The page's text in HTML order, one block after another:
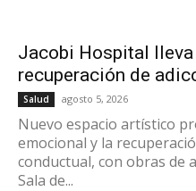
Jacobi Hospital
recuperación de
Salud agosto 5, 2026
Nuevo espacio artístico
emocional y la
conductual, con obras de
Sala de...